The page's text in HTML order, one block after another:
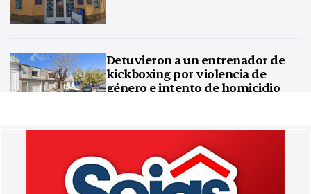
Detuvieron a un entrenador de
kickboxing por violencia de
género e intento de homicidio